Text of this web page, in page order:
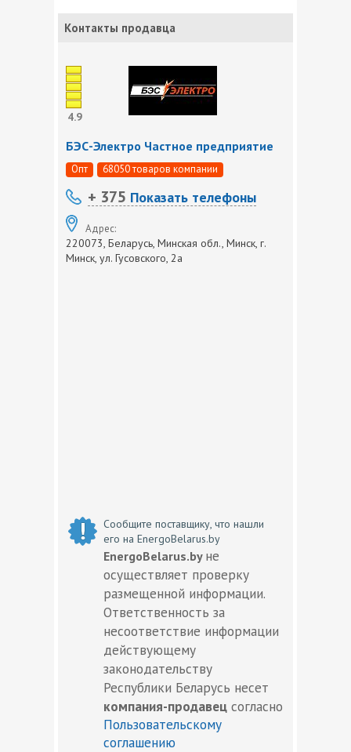
Контакты продавца
4.9
БЭС-Электро Частное предприятие
Опт 68050 товаров компании
+ 375 Показать телефоны
Адрес:
220073, Беларусь, Минская обл., Минск, г.
Минск, ул. Гусовского, 2а
Сообщите поставщику, что нашли
его на EnergoBelarus.by
EnergoBelarus.by не
осуществляет проверку
размещенной информации.
Ответственность за
несоответствие информации
действующему
законодательству
Республики Беларусь несет
компания-продавец согласно
Пользовательскому
соглашению